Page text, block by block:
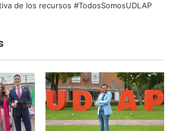
de los recursos #TodosSomosUDLAP